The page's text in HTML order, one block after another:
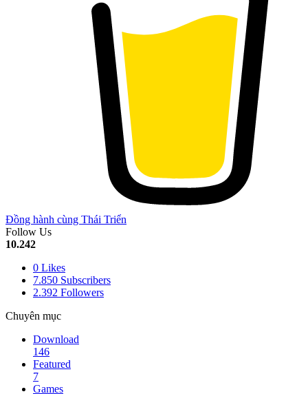
Đồng hành cùng Thái Triển
Follow Us
10.242
0 Likes
7.850 Subscribers
2.392 Followers
Chuyên mục
Download
146
Featured
7
Games